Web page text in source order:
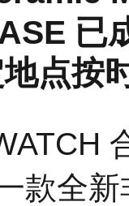
已
点按
款全